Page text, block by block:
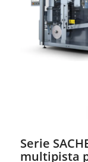
Serie
multipista